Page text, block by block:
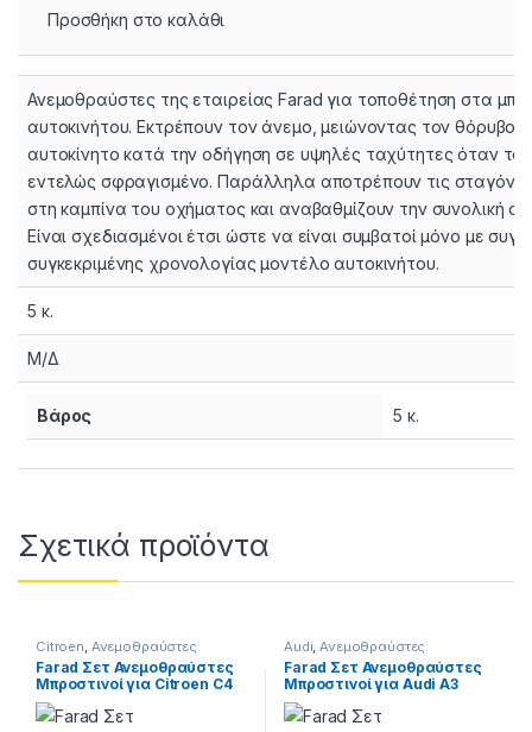
Προσθήκη στο καλάθι
Ανεμοθραύστες της εταιρείας Farad για τοποθέτηση στα
αυτοκινήτου. Εκτρέπουν τον άνεμο, μειώνοντας τον θόρυβο
αυτοκίνητο κατά την οδήγηση σε υψηλές ταχύτητες όταν το
εντελώς σφραγισμένο. Παράλληλα αποτρέπουν τις
στη καμπίνα του οχήματος και αναβαθμίζουν την συνολική
Είναι σχεδιασμένοι έτσι ώστε να είναι συμβατοί μόνο με
συγκεκριμένης χρονολογίας μοντέλο αυτοκινήτου.
5 κ.
Μ/Δ
Βάρος 5 κ.
Σχετικά προϊόντα
Citroen Ανεμοθραύστες
Farad Σετ Ανεμοθραύστες
Μπροστινοί για Citroen C4
5D 2005+ 2τμχ
Audi Ανεμοθραύστες
Farad Σετ Ανεμοθραύστες
Μπροστινοί για Audi A3
2003 3D 2τμχ